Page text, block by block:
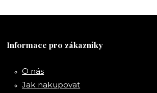
Informace pro zákazníky
O nás
Jak nakupovat